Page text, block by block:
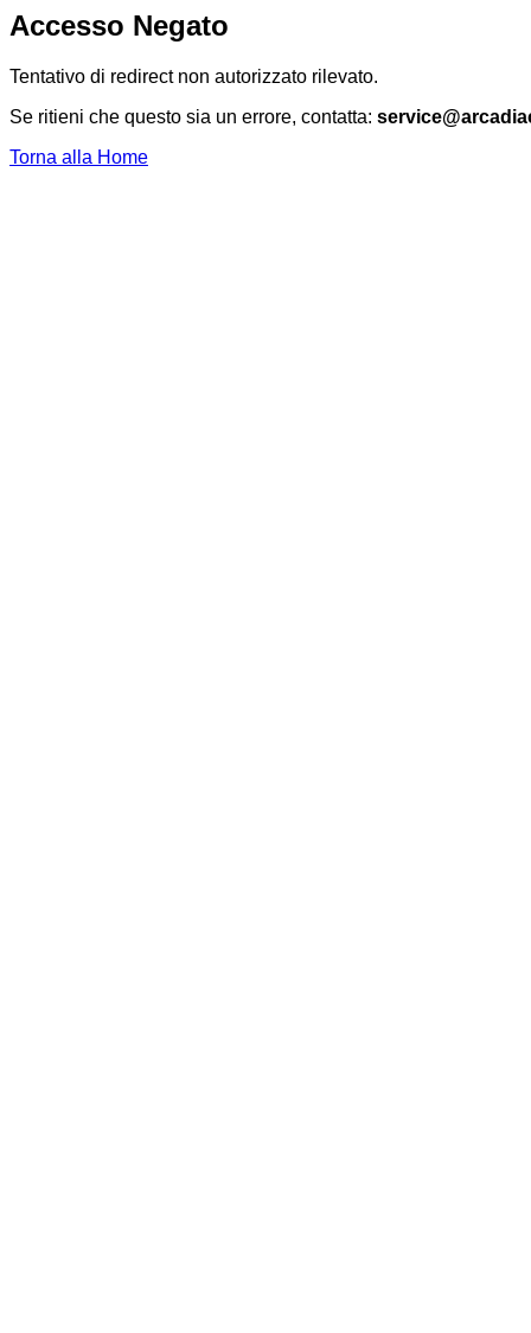
Accesso Negato
Tentativo di redirect non autorizzato rilevato.
Se ritieni che questo sia un errore, contatta:
Torna alla Home